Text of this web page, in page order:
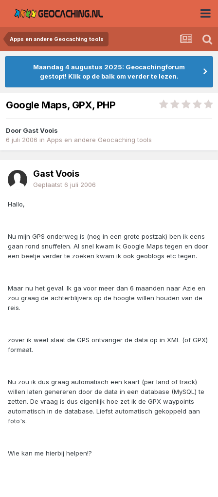
Apps en andere Geocaching tools
Maandag 4 augustus 2025: Geocachingforum
gestopt! Klik op de balk om verder te lezen.
Google Maps, GPX, PHP
Door Gast Voois
6 juli 2006 in Apps en andere Geocaching tools
Gast Voois
Geplaatst 6 juli 2006
Hallo,
Nu mijn GPS onderweg is (nog in een grote postzak) ben ik eens
gaan rond snuffelen. Al snel kwam ik Google Maps tegen en door
een beetje verder te zoeken kwam ik ook geoblogs etc tegen.
Maar nu het geval. Ik ga voor meer dan 6 maanden naar Azie en
zou graag de achterblijvers op de hoogte willen houden van de
reis.
zover ik weet slaat de GPS ontvanger de data op in XML (of GPX)
formaat.
Nu zou ik dus graag automatisch een kaart (per land of track)
willen laten genereren door de data in een database (MySQL) te
zetten. De vraag is dus eigenlijk hoe zet ik de GPX waypoints
automatisch in de database. Liefst automatisch gekoppeld aan
foto's.
Wie kan me hierbij helpen!?